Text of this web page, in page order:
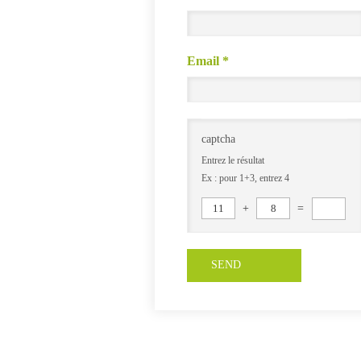
Email *
captcha
Entrez le résultat
Ex : pour 1+3, entrez 4
11 + 8 =